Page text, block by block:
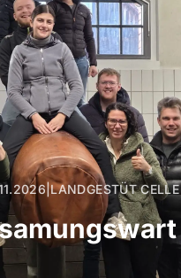
|LANDGESTÜT CELLE